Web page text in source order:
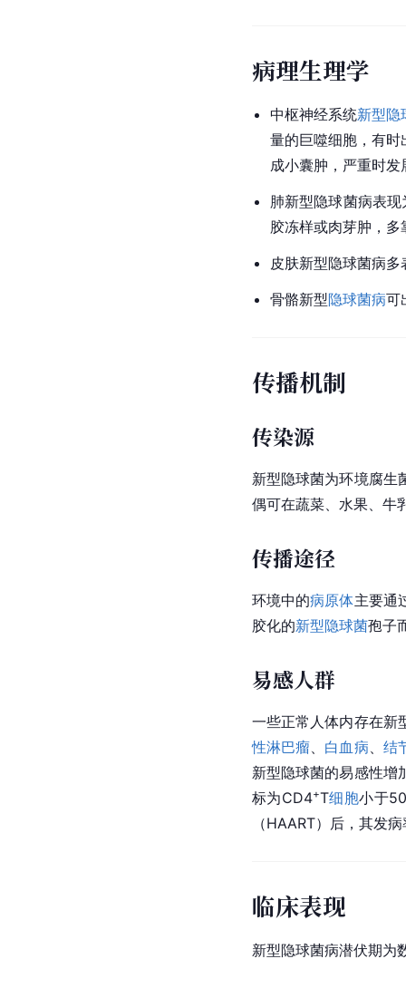
病理生理学
中枢神经系统新型隐
量的巨噬细胞 ，有
成小囊肿，严重时
肺新型隐球菌病表现
胶冻样或肉芽肿，多
皮肤新型隐球菌病
骨骼新型隐球菌病可
传播机制
传染源
新型隐球菌为环境腐生
偶可在蔬菜、水果、牛
传播途径
环境中的病原体主要通
胶化的新型隐球菌孢子
易感人群
一些正常人体内存在新
性淋巴瘤、 白血病、 结
新型隐球菌的易感性增
标为CD4+T细胞小于
（HAART）后，其发
临床表现
新型隐球菌病潜伏期为